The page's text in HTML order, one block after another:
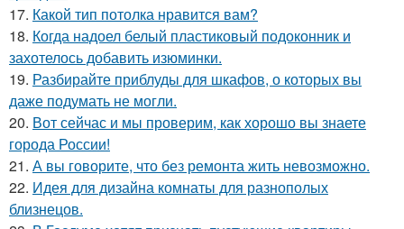
17. Какой тип потолка нравится вам?
18. Когда надоел белый пластиковый подоконник и
захотелось добавить изюминки.
19. Разбирайте приблуды для шкафов, о которых вы
даже подумать не могли.
20. Вот сейчас и мы проверим, как хорошо вы знаете
города России!
21. А вы говорите, что без ремонта жить невозможно.
22. Идея для дизайна комнаты для разнополых
близнецов.